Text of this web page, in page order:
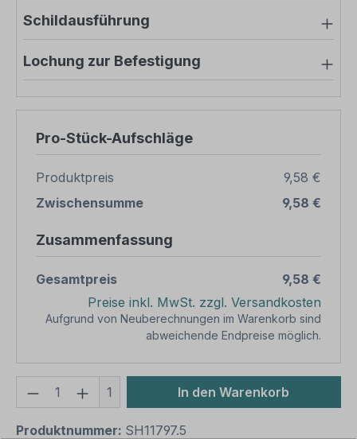
Schildausführung
Lochung zur Befestigung
Pro-Stück-Aufschläge
Produktpreis
9,58 €
Zwischensumme
9,58 €
Zusammenfassung
Gesamtpreis
9,58 €
Preise inkl. MwSt. zzgl. Versandkosten
Aufgrund von Neuberechnungen im Warenkorb sind
abweichende Endpreise möglich.
Produkt Anzahl: Gib den
1 In den Warenkorb
Produktnummer: SH11797.5